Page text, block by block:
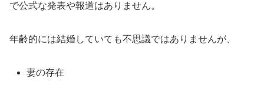
で公式な発表や報道はありません。
年齢的には結婚していても不思議ではありませんが、
妻の存在